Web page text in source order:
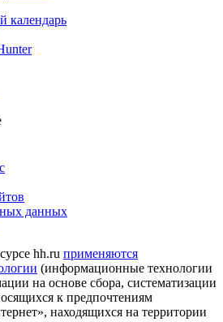
календарь
данных
hh.ru применяются
(информационные технологии
на основе сбора, систематизации
к предпочтениям
находящихся на территории